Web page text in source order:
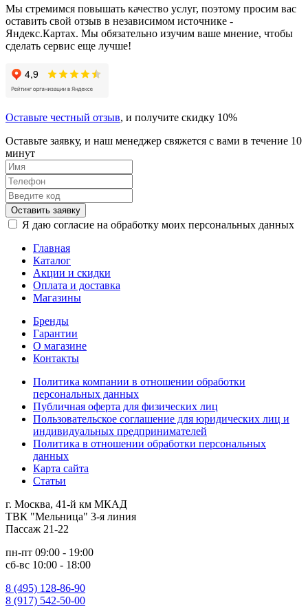
Мы стремимся повышать качество услуг, поэтому просим вас
оставить свой отзыв в независимом источнике -
Яндекс.Картах. Мы обязательно изучим ваше мнение, чтобы
сделать сервис еще лучше!
Оставьте честный отзыв, и получите скидку 10%
Оставьте заявку, и наш менеджер свяжется с вами в течение 10
минут
Оставить заявку
Я даю согласие на обработку моих персональных данных
Главная
Каталог
Акции и скидки
Оплата и доставка
Магазины
Бренды
Гарантии
О магазине
Контакты
Политика компании в отношении обработки
персональных данных
Публичная оферта для физических лиц
Пользовательское соглашение для юридических лиц и
индивидуальных предпринимателей
Политика в отношении обработки персональных
данных
Карта сайта
Статьи
г. Москва, 41-й км МКАД
ТВК "Мельница" 3-я линия
Пассаж 21-22
пн-пт 09:00 - 19:00
сб-вс 10:00 - 18:00
8 (495) 128-86-90
8 (917) 542-50-00